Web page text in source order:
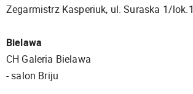
Zegarmistrz Kasperiuk, ul. Suraska 1/lok.1
Bielawa
CH Galeria Bielawa
- salon Briju